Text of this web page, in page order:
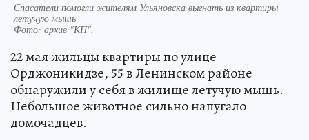
Спасатели помогли жителям Ульяновска выгнать из квартиры
летучую мышь
Фото: архив "КП".
22 мая жильцы квартиры по улице
Орджоникидзе, 55 в Ленинском районе
обнаружили у себя в жилище летучую мышь.
Небольшое животное сильно напугало
домочадцев.